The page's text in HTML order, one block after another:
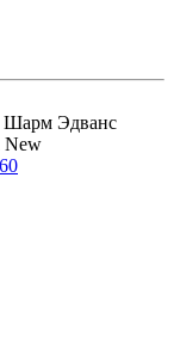
Шарм Эдванс
New